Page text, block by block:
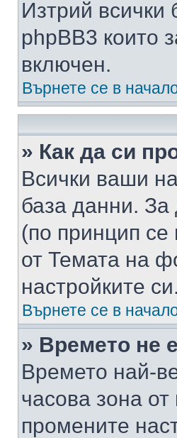
Изтрий всички
phpBB3 които
включен.
Върнете се в
» Как да си
Всички ваши
база данни. За
(по принцип
от Темата на
настройките си.
Върнете се в
» Времето не
Времето най-
часова зона
промените